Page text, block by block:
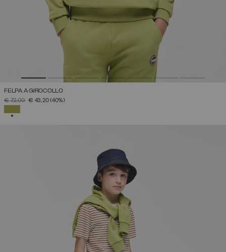
FELPA A GIROCOLLO
PREZZO RIDOTTO DA
€ 72,00A€ 43,20(40%)